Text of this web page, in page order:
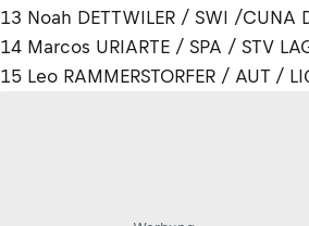
13 Noah DETTWILER / SWI /CUNA
14 Marcos URIARTE / SPA / STV
15 Leo RAMMERSTORFER / AUT /